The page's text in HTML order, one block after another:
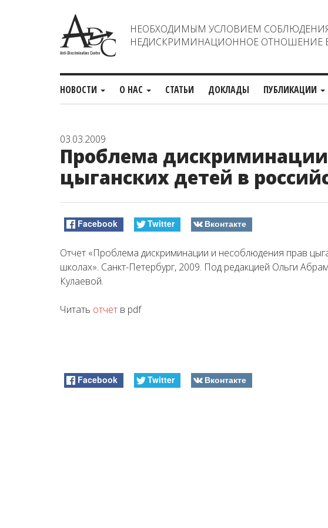
НЕОБХОДИМЫМ УСЛОВИЕМ СОБЛЮДЕНИЯ
НЕДИСКРИМИНАЦИОННОЕ ОТНОШЕНИЕ
НОВОСТИ О НАС СТАТЬИ ДОКЛАДЫ ПУБЛИКАЦИИ
03.03.2009
Проблема
цыганских детей в
Facebook Twitter Вконтакте
Отчет «Проблема дискриминации и несоблюдения прав
школах». Санкт-Петербург, 2009. Под редакцией Ольги
Кулаевой.
Читать отчет в pdf
Facebook Twitter Вконтакте